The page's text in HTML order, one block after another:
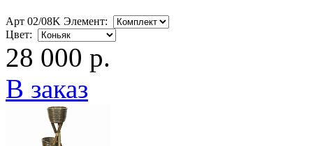
Арт 02/08K Элемент:
Цвет:
28 000 р.
В заказ